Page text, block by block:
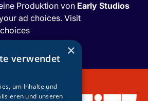
Produktion von Early Studios
ad choices. Visit
×
verwendet
um Inhalte und
und unseren